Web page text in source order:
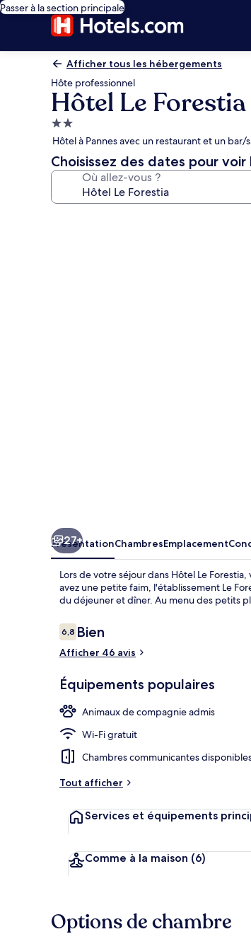
Passer à la section principale
Afficher tous les hébergements
Hôte professionnel
Hôtel Le Forestia
Hébergement
2.0 étoiles
Hôtel à Pannes avec un restaurant et un bar/
Choisissez des dates pour voir
Où allez-vous ?
27+
PrésentationChambresEmplacement
Lors de votre séjour dans Hôtel Le
avez une petite faim, l'établissement Le
du déjeuner et dîner. Au menu des petits
Avis
voyageurs
6,86,8 sur 10
Bien
Afficher 46 avis
Équipements populaires
Animaux de compagnie admis
Wi-Fi gratuit
Chambres communicantes
Tout afficher
Services et équipements
Comme à la maison (6)
Options de chambre